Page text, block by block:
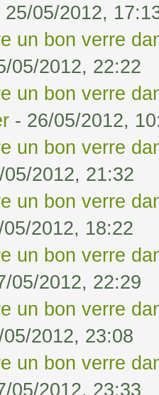
25/05/2012,
un bon verre
05/2012, 22:22
un bon verre
- 26/05/2012,
un bon verre
05/2012, 21:32
un bon verre
2012, 18:22
un bon verre
05/2012, 22:29
un bon verre
2012, 23:08
un bon verre
05/2012, 23:33